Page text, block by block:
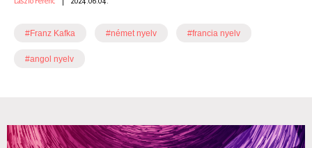
#Franz Kafka #német nyelv #francia nyelv
#angol nyelv